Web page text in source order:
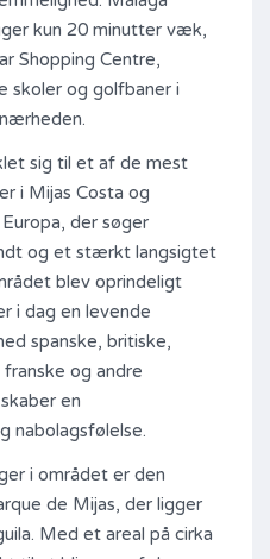
kun 20 minutter væk,
Shopping Centre,
skoler og golfbaner i
sig til et af de mest
i Mijas Costa og
der søger
og et stærkt langsigtet
blev oprindeligt
i dag en levende
spanske, britiske,
franske og andre
en
nabolagsfølelse.
i området er den
de Mijas, der ligger
Med et areal på cirka